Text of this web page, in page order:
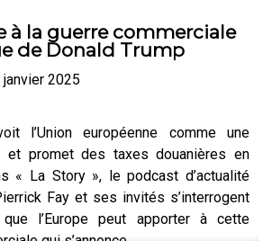
à la guerre commerciale
de Donald Trump
2025
l’Union européenne comme une
et promet des taxes douanières en
« La Story », le podcast d’actualité
Fay et ses invités s’interrogent
l’Europe peut apporter à cette